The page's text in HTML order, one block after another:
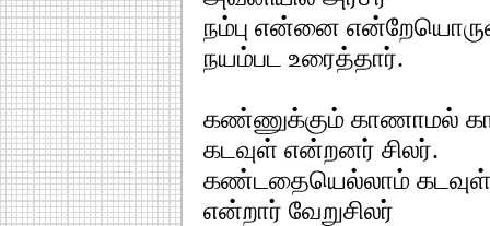
நம்பு என்னை
நயம்பட உரைத்தார்.
கண்ணுக்கும் காணாமல்
கடவுள் என்றனர் சிலர்.
கண்டதையெல்லாம் கடவுள்
என்றார் வேறுசிலர்